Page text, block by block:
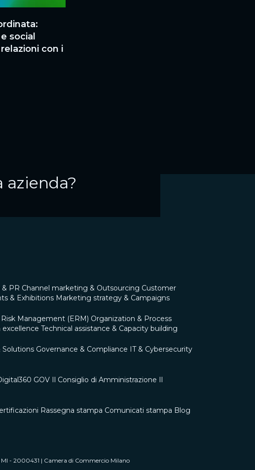
social
con i
azienda?
PR Channel marketing & Outsourcing Customer
& Exhibitions Marketing strategy & Campaigns
Management (ERM) Organization & Process
excellence Technical assistance & Capacity building
Governance & Compliance IT & Cybersecurity
GOV Il Consiglio di Amministrazione Il
Rassegna stampa Comunicati stampa Blog
MI - 2000431 | Camera di Commercio Milano